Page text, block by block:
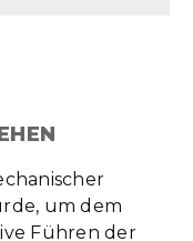
um dem
Führen der